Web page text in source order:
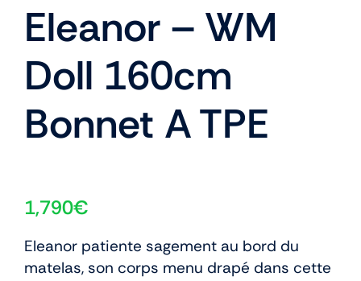
Eleanor – WM
Doll 160cm
Bonnet A TPE
1,790€
Eleanor patiente sagement au bord du
matelas, son corps menu drapé dans cette